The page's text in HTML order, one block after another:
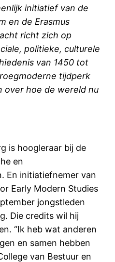
initiatief van de
en de Erasmus
richt zich op
politieke, culturele
van 1450 tot
tijdperk
over hoe de wereld nu
is hoogleraar bij de
en
En initiatiefnemer van
Early Modern Studies
jongstleden
Die credits wil hij
“Ik heb wat anderen
en samen hebben
van Bestuur en